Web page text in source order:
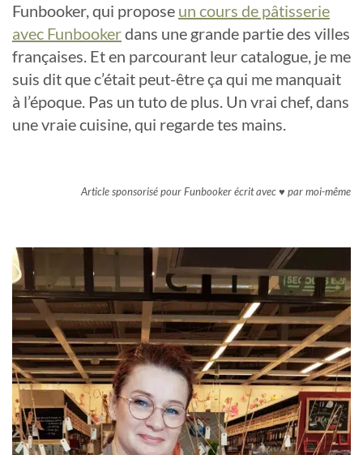
Funbooker, qui propose un cours de pâtisserie
avec Funbookerdans une grande partie des villes
françaises. Et en parcourant leur catalogue, je me
suis dit que c’était peut-être ça qui me manquait
à l’époque. Pas un tuto de plus. Un vrai chef, dans
une vraie cuisine, qui regarde tes mains.
Article sponsorisé pour Funbooker écrit avec ♥ par moi-même